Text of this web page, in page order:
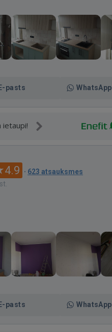
E-pasts WhatsApp
ietaupi!
4.9 · 623 atsauksmes
pasts WhatsApp